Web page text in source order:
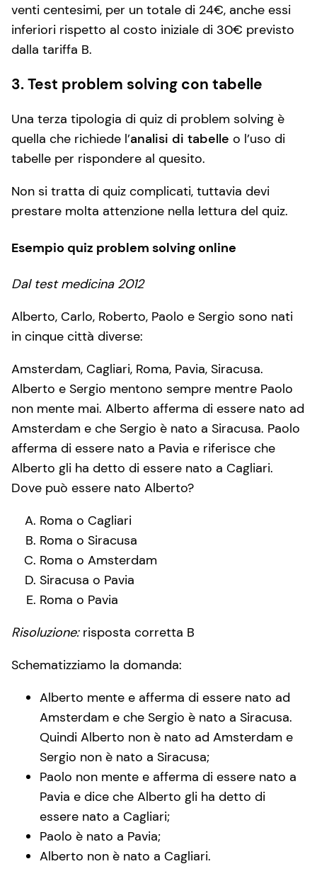
venti centesimi, per un totale di 24€, anche essi
inferiori rispetto al costo iniziale di 30€ previsto
dalla tariffa B.
3. Test problem solving con tabelle
Una terza tipologia di quiz di problem solving è
quella che richiede l’analisi di tabelle o l’uso di
tabelle per rispondere al quesito.
Non si tratta di quiz complicati, tuttavia devi
prestare molta attenzione nella lettura del quiz.
Esempio quiz problem solving online
Dal test medicina 2012
Alberto, Carlo, Roberto, Paolo e Sergio sono nati
in cinque città diverse:
Amsterdam, Cagliari, Roma, Pavia, Siracusa.
Alberto e Sergio mentono sempre mentre Paolo
non mente mai. Alberto afferma di essere nato ad
Amsterdam e che Sergio è nato a Siracusa. Paolo
afferma di essere nato a Pavia e riferisce che
Alberto gli ha detto di essere nato a Cagliari.
Dove può essere nato Alberto?
Roma o Cagliari
Roma o Siracusa
Roma o Amsterdam
Siracusa o Pavia
Roma o Pavia
Risoluzione:risposta corretta B
Schematizziamo la domanda:
Alberto mente e afferma di essere nato ad
Amsterdam e che Sergio è nato a Siracusa.
Quindi Alberto non è nato ad Amsterdam e
Sergio non è nato a Siracusa;
Paolo non mente e afferma di essere nato a
Pavia e dice che Alberto gli ha detto di
essere nato a Cagliari;
Paolo è nato a Pavia;
Alberto non è nato a Cagliari.